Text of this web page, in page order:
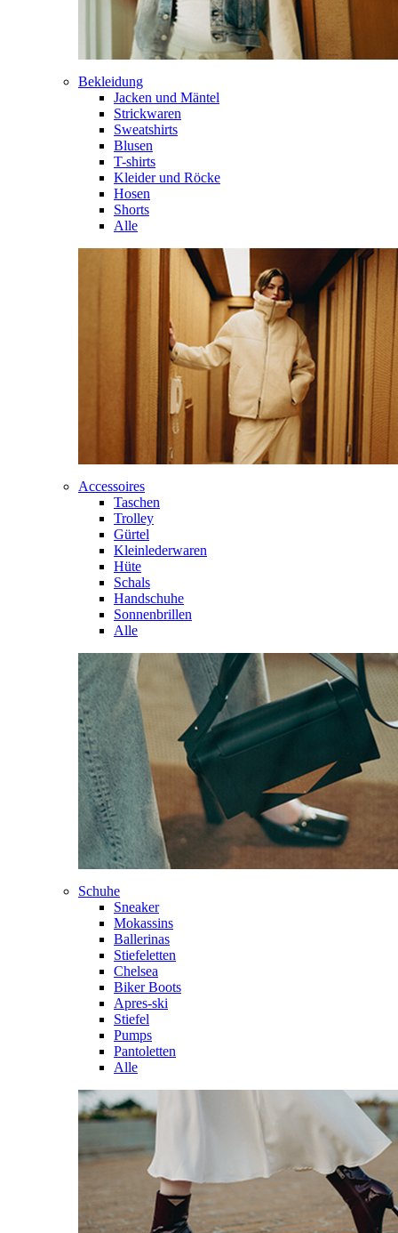
Bekleidung
Jacken und Mäntel
Strickwaren
Sweatshirts
Blusen
T-shirts
Kleider und Röcke
Hosen
Shorts
Alle
Accessoires
Taschen
Trolley
Gürtel
Kleinlederwaren
Hüte
Schals
Handschuhe
Sonnenbrillen
Alle
Schuhe
Sneaker
Mokassins
Ballerinas
Stiefeletten
Chelsea
Biker Boots
Apres-ski
Stiefel
Pumps
Pantoletten
Alle